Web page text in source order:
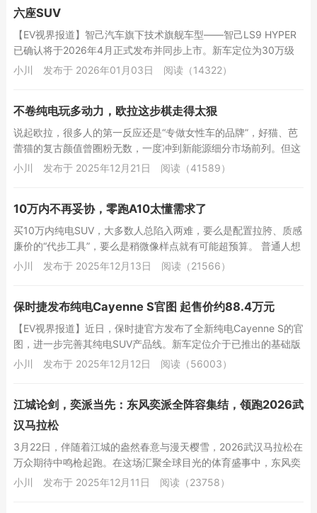
六座SUV
【EV视界报道】智己汽车旗下技术旗舰车型——智己LS9 HYPER
已确认将于2026年4月正式发布并同步上市。新车定位为30万级
大六座高端SUV，将搭载行业领先...
小川 发布于 2026年01月03日 阅读（14322）
不卷纯电玩多动力，欧拉这步棋走得太狠
说起欧拉，很多人的第一反应还是“专做女性车的品牌”，好猫、芭
蕾猫的复古颜值曾圈粉无数，一度冲到新能源细分市场前列。但这
两年欧拉悄悄“换路子”，不再反复强调“...
小川 发布于 2025年12月21日 阅读（41589）
10万内不再妥协，零跑A10太懂需求了
买10万内纯电SUV，大多数人总陷入两难，要么是配置拉胯、质感
廉价的“代步工具”，要么是稍微像样点就有可能超预算。 普通人想
要一台兼顾家用、智能、质感的车...
小川 发布于 2025年12月13日 阅读（21566）
保时捷发布纯电Cayenne S官图 起售价约88.4万元
【EV视界报道】近日，保时捷官方发布了全新纯电Cayenne S的官
图，进一步完善其纯电SUV产品线。新车定位介于已推出的基础版
与Turbo版之间，起售价为12...
小川 发布于 2025年12月12日 阅读（56003）
江城论剑，奕派当先：东风奕派全阵容集结，领跑2026武
汉马拉松
3月22日，伴随着江城的盎然春意与漫天樱雪，2026武汉马拉松在
万众期待中鸣枪起跑。在这场汇聚全球目光的体育盛事中，东风奕
派作为官方赞助商及“官方唯一指定用车”...
小川 发布于 2025年12月11日 阅读（23758）